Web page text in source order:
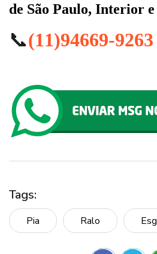
de São Paulo, Interior
📞(11)94669-9263
Tags:
Pia Ralo